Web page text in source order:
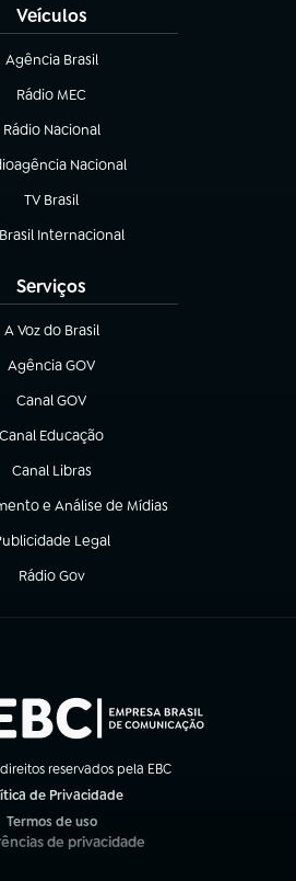
Veículos
Agência Brasil
(abre em nova aba)
Rádio MEC
(abre em nova aba)
Rádio Nacional
Nacional
em nova aba)
TV Brasil
(abre em nova aba)
Internacional
em nova aba)
Serviços
A Voz do Brasil
(abre em nova aba)
Agência GOV
(abre em nova aba)
Canal GOV
(abre em nova aba)
Canal Educação
(abre em nova aba)
Canal Libras
(abre em nova aba)
e Análise de Mídias
aba)
Legal
em nova aba)
Rádio Gov
(abre em nova aba)
reservados pela EBC
de Privacidade
Termos de uso
(abre em nova aba)
de privacidade